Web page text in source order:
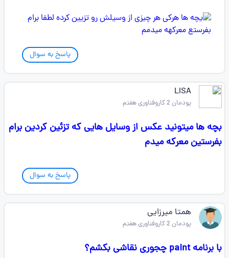
پاسخ به سوال
LISA
پودمان 2 کاروفناوری هفتم
بچه ها میتونید عکس از وسایل هایی که تزئین کردین برام
بفرستین معرکه میدم
پاسخ به سوال
همتا میرزایی
پودمان 2 کاروفناوری هفتم
با برنامه paint چجوری نقاشی بکشم؟